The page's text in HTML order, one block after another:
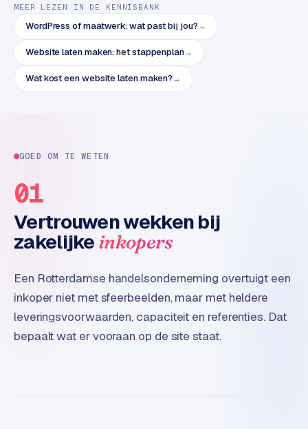
t
e
r
i
e
u
n
u
s
t
r
i
e
n
B
MEER LEZEN IN DE KENNISBANK
WordPress of maatwerk: wat past bij jou?→
Website laten maken: het stappenplan→
Wat kost een website laten maken?→
GOED OM TE WETEN
01
Vertrouwen wekken bij
zakelijke inkopers
Een Rotterdamse handelsonderneming overtuigt een
inkoper niet met sfeerbeelden, maar met heldere
leveringsvoorwaarden, capaciteit en referenties. Dat
bepaalt wat er vooraan op de site staat.